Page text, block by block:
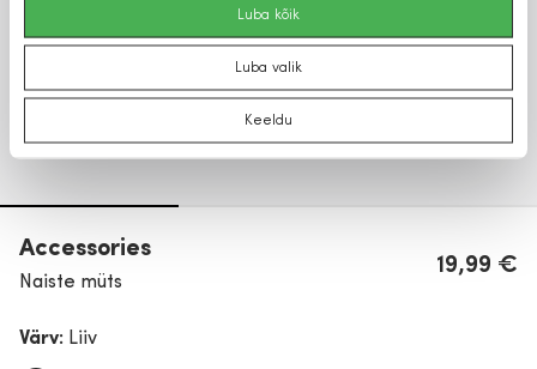
Luba kõik
Luba valik
Keeldu
Accessories
Naiste müts
19,99 €
Värv: Liiv